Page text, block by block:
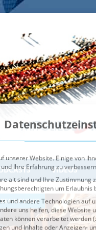
VIDEOS
unserer Website. Einige von
Ihre Erfahrung zu
alt sind und Ihre Zustimmung
um Erlaubnis
und andere Technologien auf
können verarbeitet werden
und Inhalte oder Anzeigen-
Verwendung Ihrer Daten
Service-Gruppen, für
Speichern
Alle